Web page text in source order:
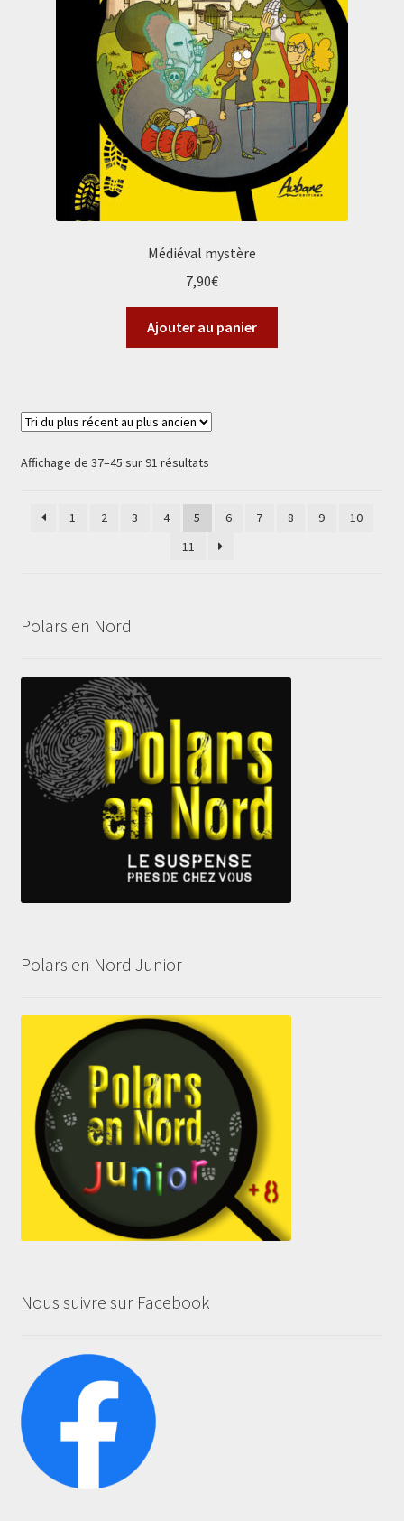
Médiéval mystère
7,90€
Ajouter au panier
Affichage de 37–45 sur 91 résultatsTrié
plus
récent
au
1 2 3 4 5 6 7 8 9
10
11
Polars en Nord
Polars en Nord Junior
Nous suivre sur Facebook